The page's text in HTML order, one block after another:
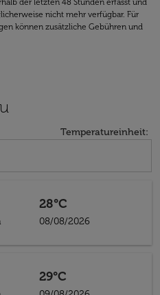
der letzten 48 Stunden erfasst und
nicht mehr verfügbar. Für
können zusätzliche Gebühren und
Temperatureinheit:
28°C
08/08/2026
29°C